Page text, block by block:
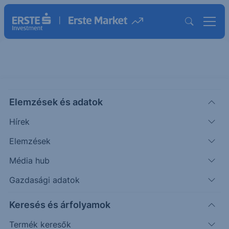
Elemzések és adatok
Hírek
Elemzések
Média hub
Gazdasági adatok
Keresés és árfolyamok
Termék keresők
BEFEKTETÉSI ALAP
ISIN: HU0000702006
Árfolyam dátuma: